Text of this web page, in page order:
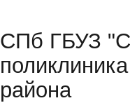
СПб ГБУЗ
района